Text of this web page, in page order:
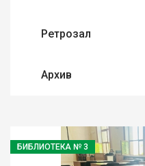
Ретрозал
Архив
БИБЛИОТЕКА № 3